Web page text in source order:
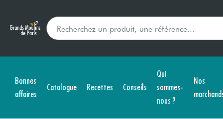
Bonnes
affaires
Catalogue Recettes Conseils
Qui
sommes-
nous ?
Nos